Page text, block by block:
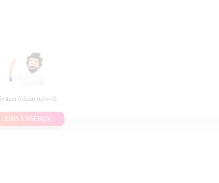
Admin (m/w/d)
JOBS ANSEHEN